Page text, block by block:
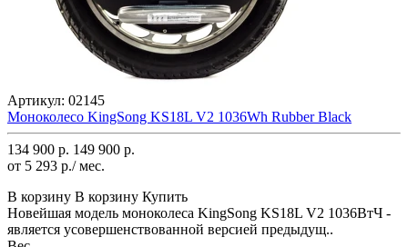
Артикул: 02145
Моноколесо KingSong KS18L V2 1036Wh Rubber Black
134 900 р. 149 900 р.
от 5 293 р./ мес.
В корзину В корзину Купить
Новейшая модель моноколеса KingSong KS18L V2 1036ВтЧ -
является усовершенствованной версией предыдущ..